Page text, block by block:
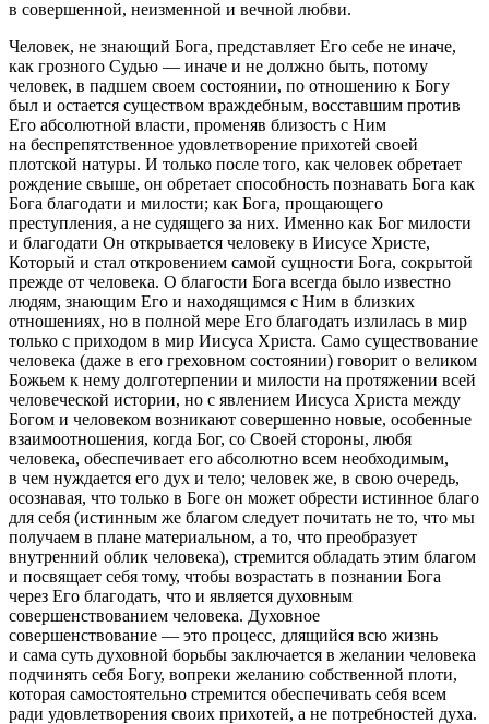
в совершенной, неизменной и вечной любви.
Человек, не знающий Бога, представляет Его себе не иначе,
как грозного Судью — иначе и не должно быть, потому
человек, в падшем своем состоянии, по отношению к Богу
был и остается существом враждебным, восставшим против
Его абсолютной власти, променяв близость с Ним
на беспрепятственное удовлетворение прихотей своей
плотской натуры. И только после того, как человек обретает
рождение свыше, он обретает способность познавать Бога как
Бога благодати и милости; как Бога, прощающего
преступления, а не судящего за них. Именно как Бог милости
и благодати Он открывается человеку в Иисусе Христе,
Который и стал откровением самой сущности Бога, сокрытой
прежде от человека. О благости Бога всегда было известно
людям, знающим Его и находящимся с Ним в близких
отношениях, но в полной мере Его благодать излилась в мир
только с приходом в мир Иисуса Христа. Само существование
человека (даже в его греховном состоянии) говорит о великом
Божьем к нему долготерпении и милости на протяжении всей
человеческой истории, но с явлением Иисуса Христа между
Богом и человеком возникают совершенно новые, особенные
взаимоотношения, когда Бог, со Своей стороны, любя
человека, обеспечивает его абсолютно всем необходимым,
в чем нуждается его дух и тело; человек же, в свою очередь,
осознавая, что только в Боге он может обрести истинное благо
для себя (истинным же благом следует почитать не то, что мы
получаем в плане материальном, а то, что преобразует
внутренний облик человека), стремится обладать этим благом
и посвящает себя тому, чтобы возрастать в познании Бога
через Его благодать, что и является духовным
совершенствованием человека. Духовное
совершенствование — это процесс, длящийся всю жизнь
и сама суть духовной борьбы заключается в желании человека
подчинять себя Богу, вопреки желанию собственной плоти,
которая самостоятельно стремится обеспечивать себя всем
ради удовлетворения своих прихотей, а не потребностей духа.